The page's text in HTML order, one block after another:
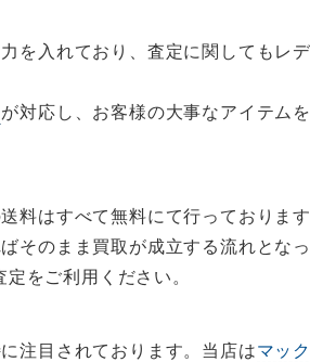
を入れており、査定に関してもレ
が対応し、お客様の大事なアイテム
料はすべて無料にて行っております
そのまま買取が成立する流れとなっ
をご利用ください。
注目されております。当店はマッ